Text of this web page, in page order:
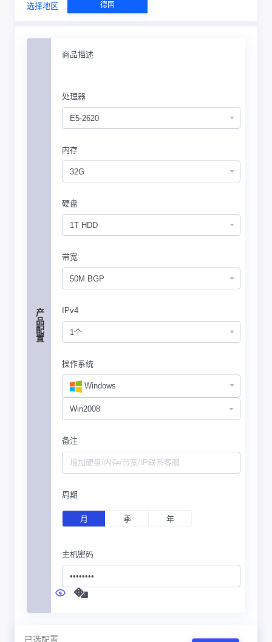
选择地区 德国
产品配置
商品描述
处理器
E5-2620
内存
32G
硬盘
1T HDD
带宽
50M BGP
IPv4
1个
操作系统
Windows
备注
周期
月 季 年
主机密码
已选配置